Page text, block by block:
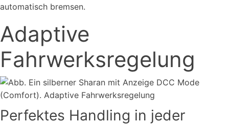
automatisch bremsen.
Adaptive
Fahrwerksregelung
Perfektes Handling in jeder